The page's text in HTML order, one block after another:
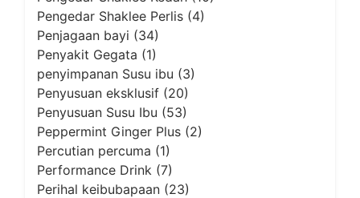
Pengedar Shaklee Perlis (4)
Penjagaan bayi (34)
Penyakit Gegata (1)
penyimpanan Susu ibu (3)
Penyusuan eksklusif (20)
Penyusuan Susu Ibu (53)
Peppermint Ginger Plus (2)
Percutian percuma (1)
Performance Drink (7)
Perihal keibubapaan (23)